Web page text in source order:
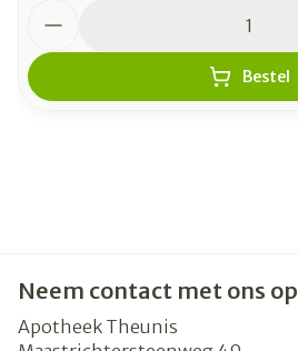
Bestel
Neem contact met ons op
Apotheek Theunis